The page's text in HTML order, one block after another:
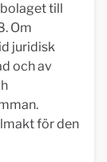
till
Om
juridisk
och av
för den